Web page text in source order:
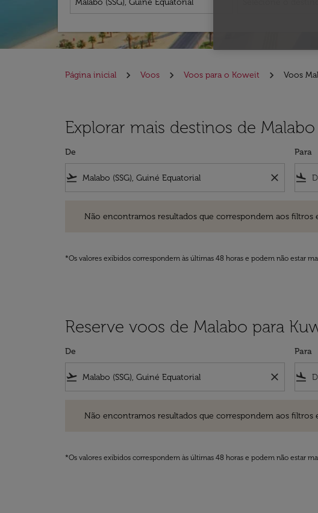
Página inicial Voos Voos para o Koweit Voos
Explorar mais destinos de
De
flight_takeoff close
Para
flight_land
Não encontramos resultados que correspondem aos filtros
*Os valores exibidos correspondem às últimas 48 horas e podem não estar
Reserve voos de Malabo para
De
flight_takeoff close
Para
flight_land
Não encontramos resultados que correspondem aos filtros
*Os valores exibidos correspondem às últimas 48 horas e podem não estar